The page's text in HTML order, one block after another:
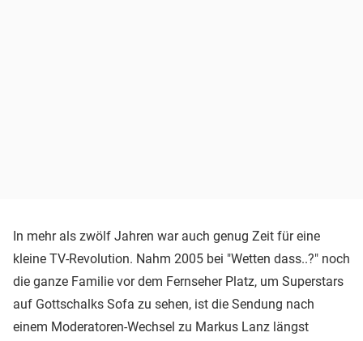
In mehr als zwölf Jahren war auch genug Zeit für eine
kleine TV-Revolution. Nahm 2005 bei "Wetten dass..?" noch
die ganze Familie vor dem Fernseher Platz, um Superstars
auf Gottschalks Sofa zu sehen, ist die Sendung nach
einem Moderatoren-Wechsel zu Markus Lanz längst